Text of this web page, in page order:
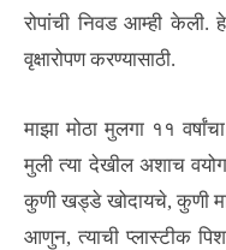
रोपांची निवड आम्ही
वृक्षारोपण करण्यासाठी.
माझा मोठा मुलगा ११
मुली त्या देखील अशाच
कुणी खड्डे खोदायचे, कुणी
आणुन, त्याची प्लास्टीक